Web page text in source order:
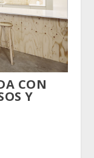
CON
Y